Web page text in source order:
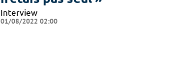
Interview
01/08/2022 02:00